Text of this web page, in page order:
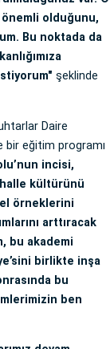
olduğunu,
Bu noktada da
şeklinde
Daire
bir eğitim programı
incisi,
kültürünü
örneklerini
arttıracak
bu akademi
birlikte inşa
bu
ben